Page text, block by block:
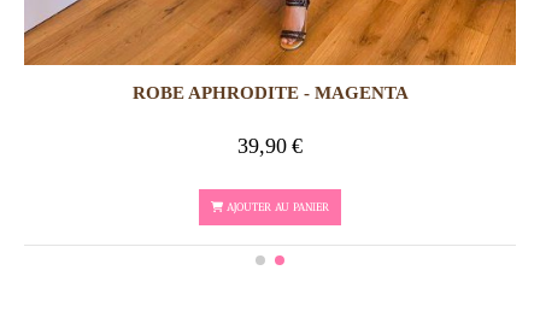
ROBE APHRODITE - MAGENTA
39,90 €
AJOUTER AU PANIER